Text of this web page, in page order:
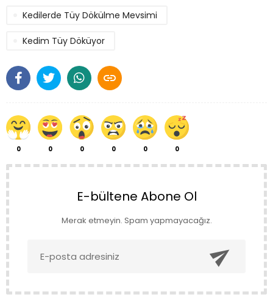

0 0 0 0 0 0
Kedilerde Tüy Dökülme Mevsimi
Kedim Tüy Döküyor
E-bültene Abone Ol
Merak etmeyin. Spam yapmayacağız.
